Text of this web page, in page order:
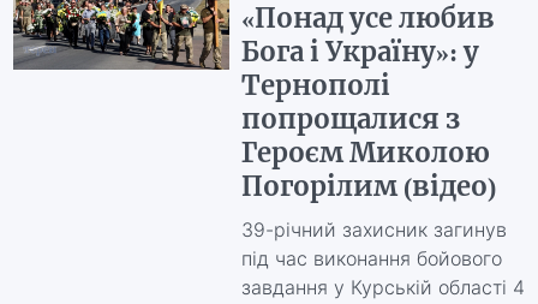
«Понад усе любив
Бога і Україну»: у
Тернополі
попрощалися з
Героєм Миколою
Погорілим (відео)
39-річний захисник загинув
під час виконання бойового
завдання у Курській області 4